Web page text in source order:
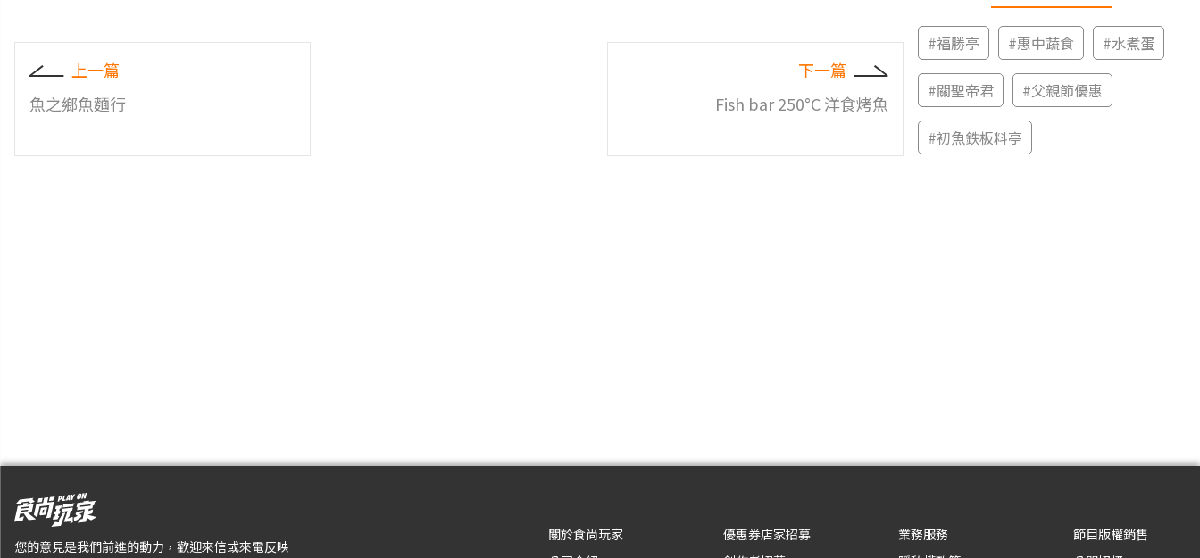
上一篇
魚之鄉魚麵行
下一篇
Fish bar 250°C 洋食烤魚
#福勝亭 #惠中蔬食 #水煮蛋
#關聖帝君 #父親節優惠
#初魚鉄板料亭
您的意見是我們前進的動力，歡迎來信或來電反映
關於食尚玩家
優惠券店家招募
業務服務
節目版權銷售